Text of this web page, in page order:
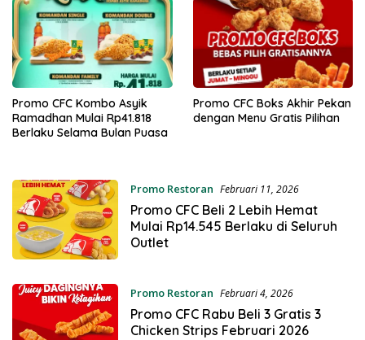
Promo CFC Kombo Asyik
Ramadhan Mulai Rp41.818
Berlaku Selama Bulan Puasa
Promo CFC Boks Akhir Pekan
dengan Menu Gratis Pilihan
Promo Restoran Februari 11, 2026
Promo CFC Beli 2 Lebih Hemat
Mulai Rp14.545 Berlaku di Seluruh
Outlet
Promo Restoran Februari 4, 2026
Promo CFC Rabu Beli 3 Gratis 3
Chicken Strips Februari 2026